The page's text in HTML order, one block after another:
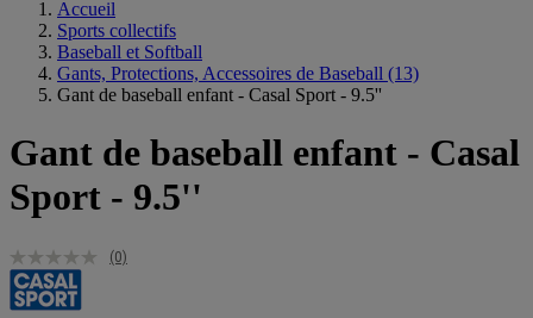
Accueil
Sports collectifs
Baseball et Softball
Gants, Protections, Accessoires de Baseball (13)
Gant de baseball enfant - Casal Sport - 9.5''
Gant de baseball enfant - Casal
Sport - 9.5''
(0)